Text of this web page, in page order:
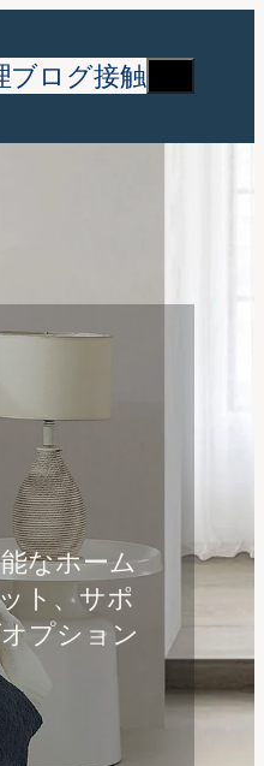
ブログ接触検
なホーム
ト、サポ
プション